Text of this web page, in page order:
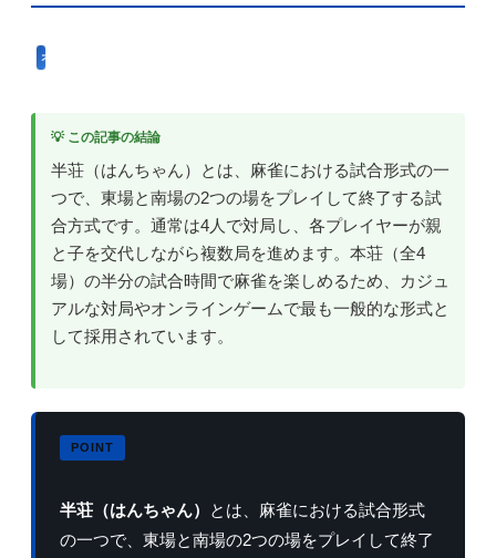
オンラインゲーム用語
💡 この記事の結論
半荘（はんちゃん）とは、麻雀における試合形式の一
つで、東場と南場の2つの場をプレイして終了する試
合方式です。通常は4人で対局し、各プレイヤーが親
と子を交代しながら複数局を進めます。本荘（全4
場）の半分の試合時間で麻雀を楽しめるため、カジュ
アルな対局やオンラインゲームで最も一般的な形式と
して採用されています。
半荘（はんちゃん）
とは、麻雀における試合形式
の一つで、東場と南場の2つの場をプレイして終了